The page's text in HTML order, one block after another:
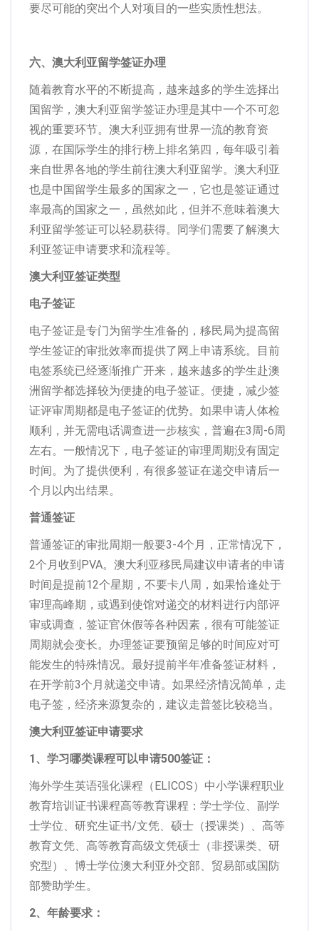
要尽可能的突出个人对项目的一些实质性想法。
六、澳大利亚留学签证办理
随着教育水平的不断提高，越来越多的学生选择出
国留学，澳大利亚留学签证办理是其中一个不可忽
视的重要环节。澳大利亚拥有世界一流的教育资
源，在国际学生的排行榜上排名第四，每年吸引着
来自世界各地的学生前往澳大利亚留学。澳大利亚
也是中国留学生最多的国家之一，它也是签证通过
率最高的国家之一，虽然如此，但并不意味着澳大
利亚留学签证可以轻易获得。同学们需要了解澳大
利亚签证申请要求和流程等。
澳大利亚签证类型
电子签证
电子签证是专门为留学生准备的，移民局为提高留
学生签证的审批效率而提供了网上申请系统。目前
电签系统已经逐渐推广开来，越来越多的学生赴澳
洲留学都选择较为便捷的电子签证。便捷，减少签
证评审周期都是电子签证的优势。如果申请人体检
顺利，并无需电话调查进一步核实，普遍在3周-6周
左右。一般情况下，电子签证的审理周期没有固定
时间。为了提供便利，有很多签证在递交申请后一
个月以内出结果。
普通签证
普通签证的审批周期一般要3-4个月，正常情况下，
2个月收到PVA。澳大利亚移民局建议申请者的申请
时间是提前12个星期，不要卡八周，如果恰逢处于
审理高峰期，或遇到使馆对递交的材料进行内部评
审或调查，签证官休假等各种因素，很有可能签证
周期就会变长。办理签证要预留足够的时间应对可
能发生的特殊情况。最好提前半年准备签证材料，
在开学前3个月就递交申请。如果经济情况简单，走
电子签，经济来源复杂的，建议走普签比较稳当。
澳大利亚签证申请要求
1、学习哪类课程可以申请500签证：
海外学生英语强化课程（ELICOS）中小学课程职业
教育培训证书课程高等教育课程：学士学位、副学
士学位、研究生证书/文凭、硕士（授课类）、高等
教育文凭、高等教育高级文凭硕士（非授课类、研
究型）、博士学位澳大利亚外交部、贸易部或国防
部赞助学生。
2、年龄要求：